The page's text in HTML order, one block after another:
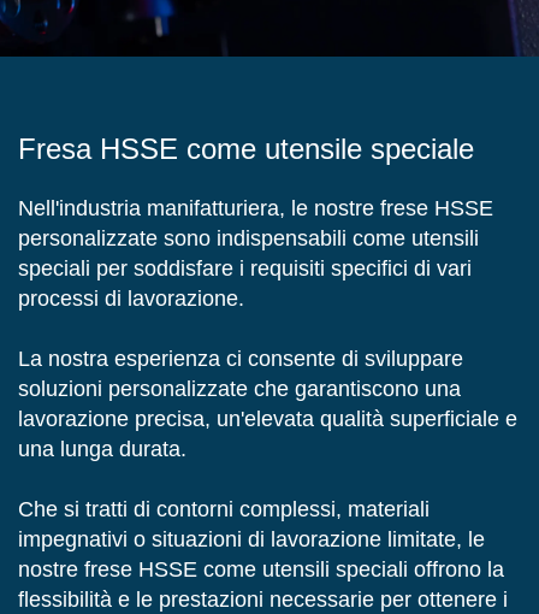
Fresa HSSE come utensile speciale
Nell'industria manifatturiera, le nostre frese HSSE
personalizzate sono indispensabili come utensili
speciali per soddisfare i requisiti specifici di vari
processi di lavorazione.
La nostra esperienza ci consente di sviluppare
soluzioni personalizzate che garantiscono una
lavorazione precisa, un'elevata qualità superficiale e
una lunga durata.
Che si tratti di contorni complessi, materiali
impegnativi o situazioni di lavorazione limitate, le
nostre frese HSSE come utensili speciali offrono la
flessibilità e le prestazioni necessarie per ottenere i